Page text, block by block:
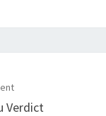
Verdict